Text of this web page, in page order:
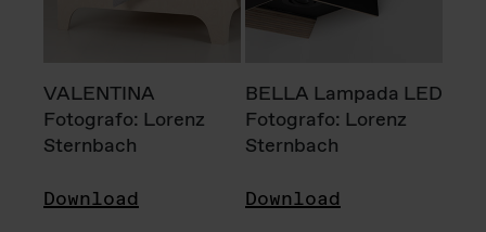
VALENTINA
Fotografo: Lorenz
Sternbach
Download
BELLA Lampada LED
Fotografo: Lorenz
Sternbach
Download